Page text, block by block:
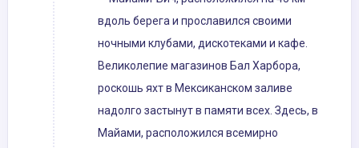
вдоль берега и прославился своими
ночными клубами, дискотеками и кафе.
Великолепие магазинов Бал Харбора,
роскошь яхт в Мексиканском заливе
надолго застынут в памяти всех. Здесь, в
Майами, расположился всемирно